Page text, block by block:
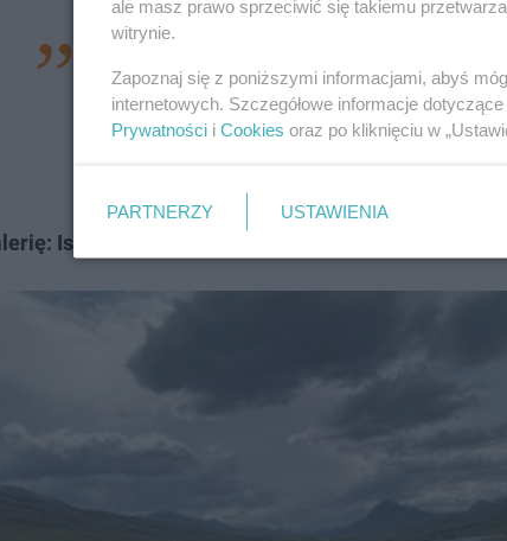
mogła przygotowywać opał. Wyszedłem
wszedłem do kuchni i znalazłem "babcię"
Islandia rowerem – charytatywna inicjatywa
ale masz prawo sprzeciwić się takiemu
witrynie.
Zapoznaj się z poniższymi informacjami, abyś
internetowych. Szczegółowe informacje
Prywatności i Cookies oraz po kliknięciu w
PARTNERZY USTAWIENIA